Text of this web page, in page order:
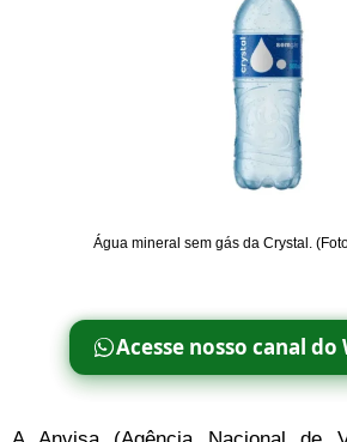
Água mineral sem gás da Crystal.
Acesse nosso canal do